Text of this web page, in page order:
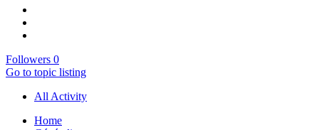
Followers 0
Go to topic listing
All Activity
Home